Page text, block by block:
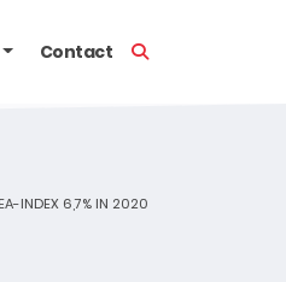
Contact
INDEX 6,7% IN 2020